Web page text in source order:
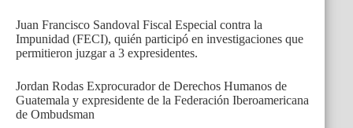
Juan Francisco Sandoval Fiscal Especial contra la
Impunidad (FECI), quién participó en investigaciones que
permitieron juzgar a 3 expresidentes.
Jordan Rodas Exprocurador de Derechos Humanos de
Guatemala y expresidente de la Federación Iberoamericana
de Ombudsman